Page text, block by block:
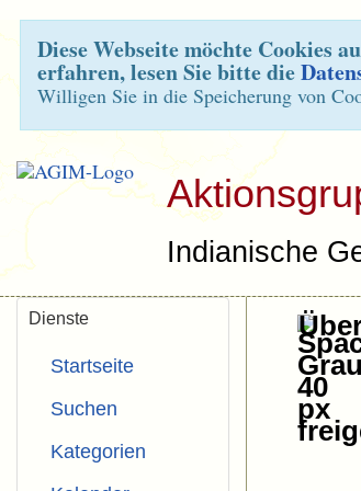
Diese Webseite möchte Cookies
erfahren, lesen Sie bitte die
Willigen Sie in die Speicherung von
Indianische
Dienste
Startseite
Suchen
Kategorien